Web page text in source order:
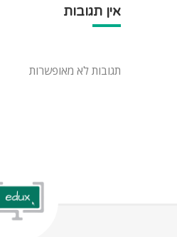
אין תגובות
תגובות לא מאופשרות